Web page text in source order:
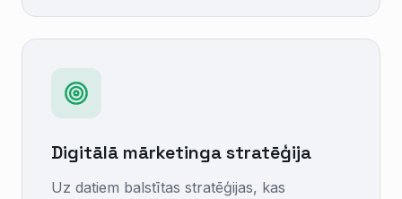
Digitālā mārketinga stratēģija
Uz datiem balstītas stratēģijas, kas